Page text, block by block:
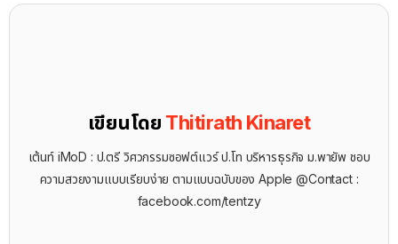
เขียนโดย Thitirath Kinaret
เต้นท์ iMoD : ป.ตรี วิศวกรรมซอฟต์แวร์ ป.โท บริหารธุรกิจ ม.พายัพ ชอบ
ความสวยงามแบบเรียบง่าย ตามแบบฉบับของ Apple @Contact :
facebook.com/tentzy